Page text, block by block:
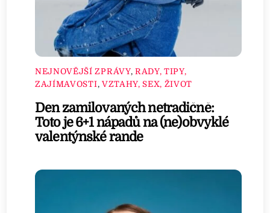
NEJNOVĚJŠÍ ZPRÁVY, RADY, TIPY,
ZAJÍMAVOSTI, VZTAHY, SEX, ŽIVOT
Den zamilovaných netradičně:
Toto je 6+1 nápadů na (ne)obvyklé
valentýnské rande